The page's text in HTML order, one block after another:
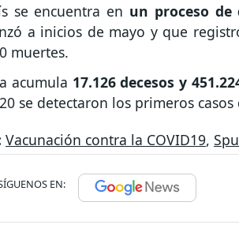
se encuentra en un proceso de
a inicios de mayo y que
muertes.
acumula 17.126 decesos y
se detectaron los primeros
Vacunación contra la COVID19,
EN: